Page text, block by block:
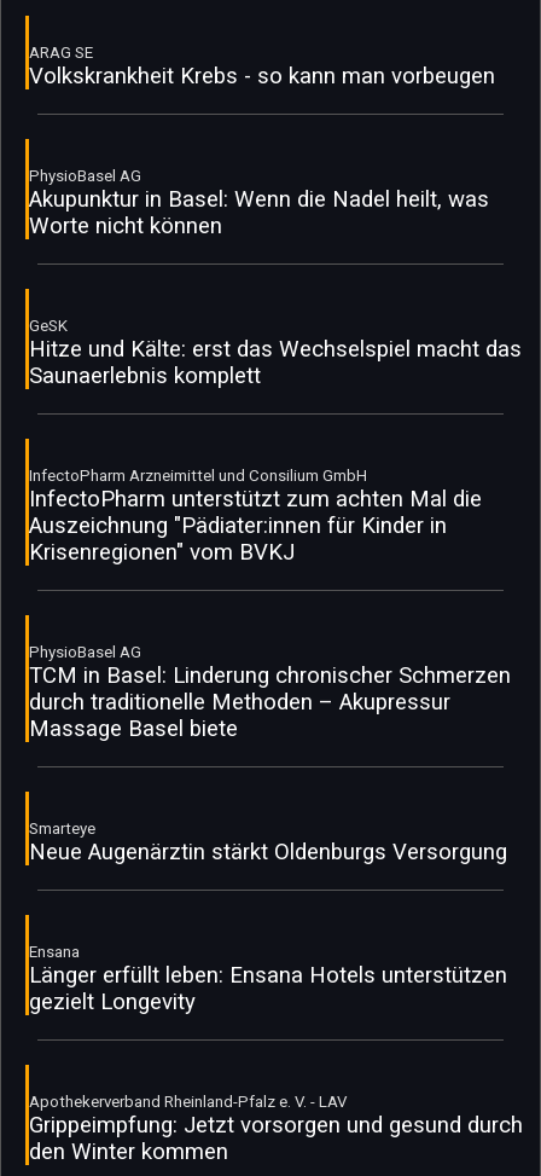
ARAG SE
Volkskrankheit Krebs - so kann man vorbeugen
PhysioBasel AG
Akupunktur in Basel: Wenn die Nadel heilt, was
Worte nicht können
GeSK
Hitze und Kälte: erst das Wechselspiel macht das
Saunaerlebnis komplett
InfectoPharm Arzneimittel und Consilium GmbH
InfectoPharm unterstützt zum achten Mal die
Auszeichnung "Pädiater:innen für Kinder in
Krisenregionen" vom BVKJ
PhysioBasel AG
TCM in Basel: Linderung chronischer Schmerzen
durch traditionelle Methoden – Akupressur
Massage Basel biete
Smarteye
Neue Augenärztin stärkt Oldenburgs Versorgung
Ensana
Länger erfüllt leben: Ensana Hotels unterstützen
gezielt Longevity
Apothekerverband Rheinland-Pfalz e. V. - LAV
Grippeimpfung: Jetzt vorsorgen und gesund durch
den Winter kommen